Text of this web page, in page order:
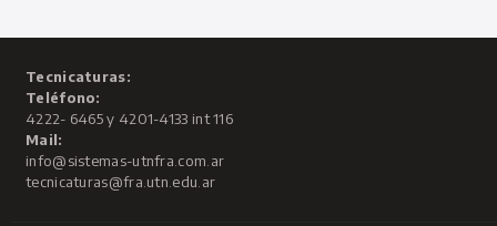
Tecnicaturas:
Teléfono:
4222- 6465 y 4201-4133 int 116
Mail:
info@sistemas-utnfra.com.ar
tecnicaturas@fra.utn.edu.ar